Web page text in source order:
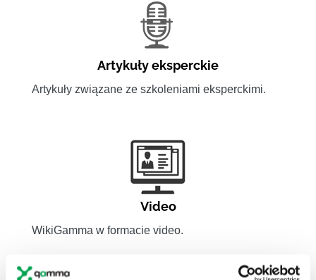
Artykuły eksperckie
Artykuły związane ze szkoleniami eksperckimi.
Video
WikiGamma w formacie video.